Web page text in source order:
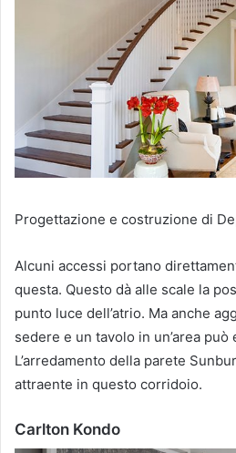
Progettazione e costruzione di
Alcuni accessi portano
questa. Questo dà alle scale la
punto luce dell’atrio. Ma anche
sedere e un tavolo in un’area può
L’arredamento della parete
attraente in questo corridoio.
Carlton Kondo